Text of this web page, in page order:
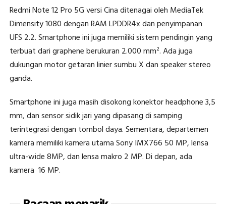
Redmi Note 12 Pro 5G versi Cina ditenagai oleh MediaTek
Dimensity 1080 dengan RAM LPDDR4x dan penyimpanan
UFS 2.2. Smartphone ini juga memiliki sistem pendingin yang
terbuat dari graphene berukuran 2.000 mm². Ada juga
dukungan motor getaran linier sumbu X dan speaker stereo
ganda.
Smartphone ini juga masih disokong konektor headphone 3,5
mm, dan sensor sidik jari yang dipasang di samping
terintegrasi dengan tombol daya. Sementara, departemen
kamera memiliki kamera utama Sony IMX766 50 MP, lensa
ultra-wide 8MP, dan lensa makro 2 MP. Di depan, ada
kamera 16 MP.